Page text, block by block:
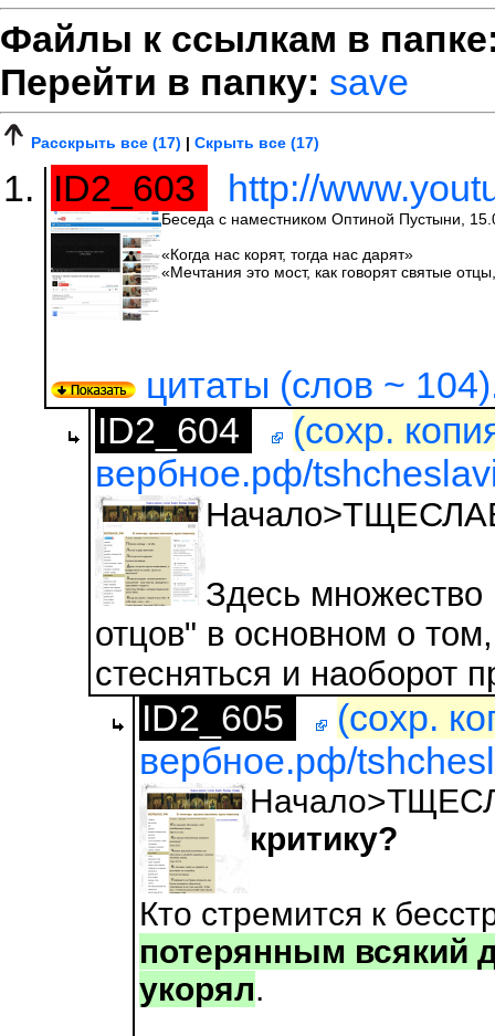
Файлы к ссылкам в
Перейти в папку: save
Расскрыть все (17) | Скрыть все (17)
ID2_603 http://
Беседа с наместником Оптиной Пустыни,
«Когда нас корят, тогда нас дарят»
«Мечтания это мост, как говорят святые
цитаты (слов ~
ID2_604
(сохр.
вербное.рф/
Здесь множество
отцов" в основном о
стесняться и наоборот
ID2_605
(сохр.
вербное.рф/
критику?
Кто стремится к
потерянным всякий
укорял.